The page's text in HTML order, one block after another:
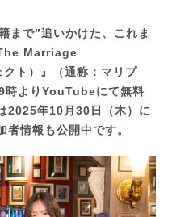
まで”追いかけた、これま
Marriage
ト）』（通称：マリプ
時よりYouTubeにて無料
2025年10月30日（木）に
者情報も公開中です。